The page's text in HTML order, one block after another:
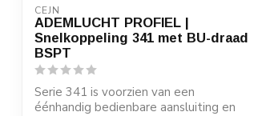
CEJN
ADEMLUCHT PROFIEL |
Snelkoppeling 341 met BU-draad
BSPT
Serie 341 is voorzien van een
éénhandig bedienbare aansluiting en